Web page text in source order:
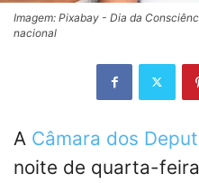
Imagem: Pixabay - Dia da
nacional
A Câmara dos
noite de quarta-